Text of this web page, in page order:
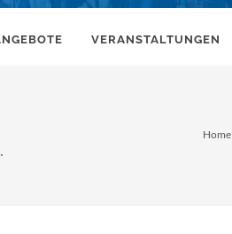
VERANSTALTUNGEN
Home